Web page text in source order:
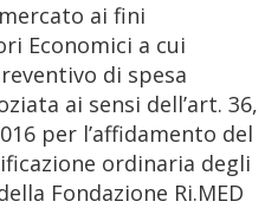
ai fini
Economici a cui
di spesa
ai sensi dell’art. 36,
per l’affidamento del
ordinaria degli
Fondazione Ri.MED